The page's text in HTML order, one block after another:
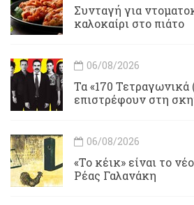
Συνταγή για
καλοκαίρι στο πιάτο
06/08/2026
Τα «170
επιστρέφουν στη
06/08/2026
«Το κέικ» είναι το
Ρέας Γαλανάκη